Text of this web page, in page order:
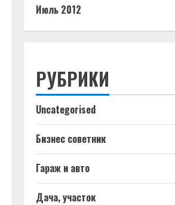
Июль 2012
РУБРИКИ
Uncategorised
Бизнес советник
Гараж и авто
Дача, участок